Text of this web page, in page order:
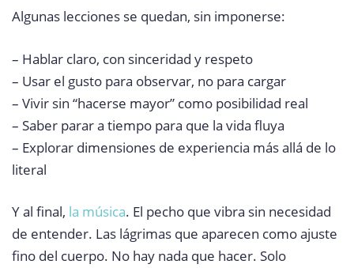
Algunas lecciones se quedan, sin imponerse:
– Hablar claro, con sinceridad y respeto
– Usar el gusto para observar, no para cargar
– Vivir sin “hacerse mayor” como posibilidad real
– Saber parar a tiempo para que la vida fluya
– Explorar dimensiones de experiencia más allá de lo
literal
Y al final, la música. El pecho que vibra sin necesidad
de entender. Las lágrimas que aparecen como ajuste
fino del cuerpo. No hay nada que hacer. Solo